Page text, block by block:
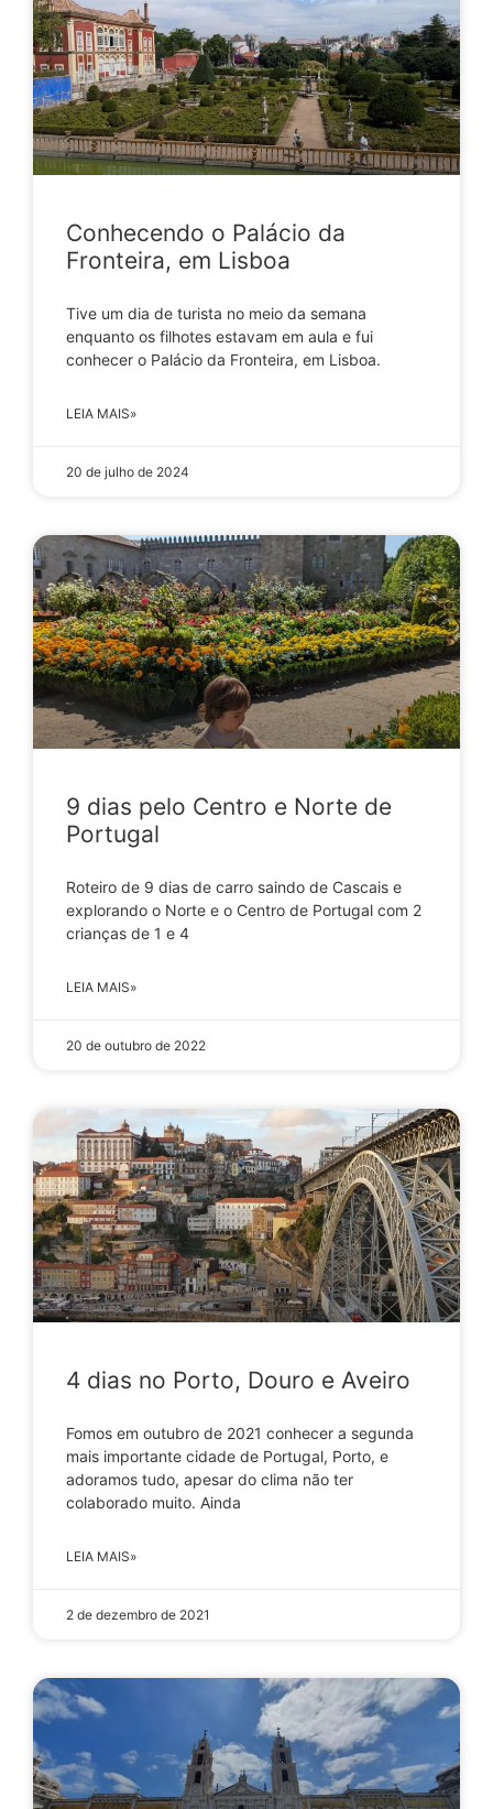
Conhecendo o Palácio da
Fronteira, em Lisboa
Tive um dia de turista no meio da semana
enquanto os filhotes estavam em aula e fui
conhecer o Palácio da Fronteira, em Lisboa.
LEIA MAIS»
20 de julho de 2024
9 dias pelo Centro e Norte de
Portugal
Roteiro de 9 dias de carro saindo de Cascais e
explorando o Norte e o Centro de Portugal com 2
crianças de 1 e 4
LEIA MAIS»
20 de outubro de 2022
4 dias no Porto, Douro e Aveiro
Fomos em outubro de 2021 conhecer a segunda
mais importante cidade de Portugal, Porto, e
adoramos tudo, apesar do clima não ter
colaborado muito. Ainda
LEIA MAIS»
2 de dezembro de 2021